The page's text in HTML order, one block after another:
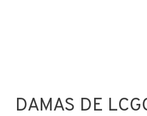
DAMAS DE